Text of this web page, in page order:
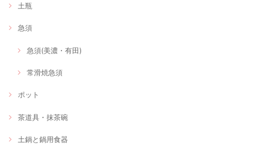
土瓶
急須
急須(美濃・有田)
常滑焼急須
ポット
茶道具・抹茶碗
土鍋と鍋用食器